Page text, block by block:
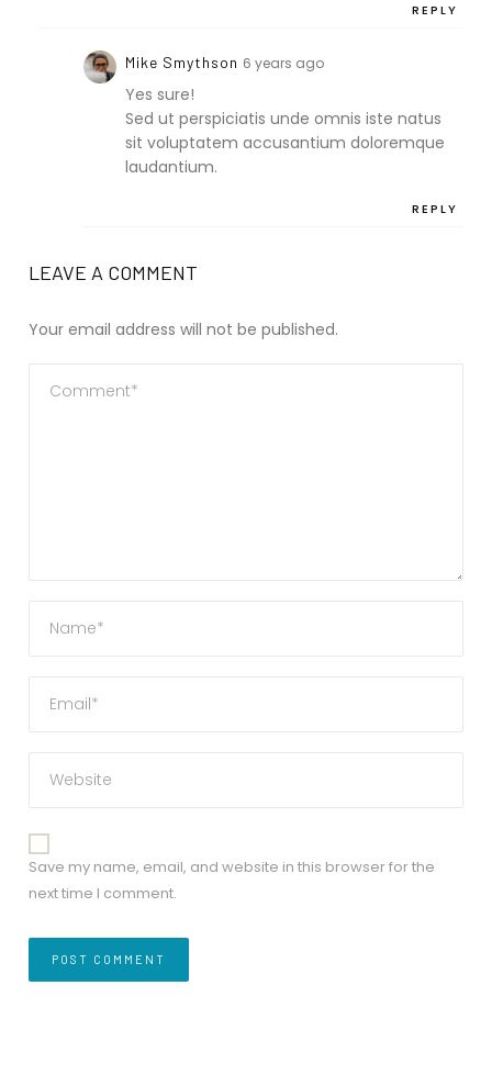
REPLY
Mike Smythson 6 years ago
REPLY
Yes sure!
Sed ut perspiciatis unde omnis iste natus
sit voluptatem accusantium doloremque
laudantium.
LEAVE A COMMENT
Your email address will not be published.
Save my name, email, and website in this browser for the
next time I comment.